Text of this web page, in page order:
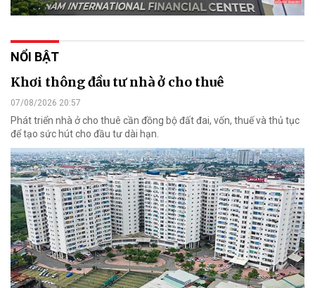
NỔI BẬT
Khơi thông đầu tư nhà ở cho thuê
07/08/2026 20:57
Phát triển nhà ở cho thuê cần đồng bộ đất đai, vốn, thuế và thủ tục
để tạo sức hút cho đầu tư dài hạn.